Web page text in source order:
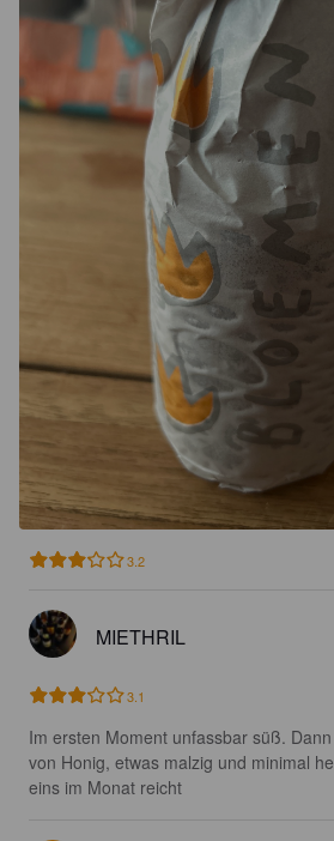
3.2
MIETHRIL
3.1
Im ersten Moment unfassbar süß.
von Honig, etwas malzig und minimal
eins im Monat reicht